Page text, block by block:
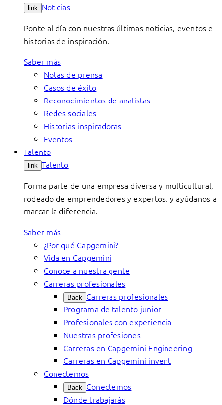
link Noticias
Ponte al día con nuestras últimas noticias, eventos e
historias de inspiración.
Saber más
Notas de prensa
Casos de éxito
Reconocimientos de analistas
Redes sociales
Historias inspiradoras
Eventos
Talento
link Talento
Forma parte de una empresa diversa y multicultural,
rodeado de emprendedores y expertos, y ayúdanos a
marcar la diferencia.
Saber más
¿Por qué Capgemini?
Vida en Capgemini
Conoce a nuestra gente
Carreras profesionales
Back Carreras profesionales
Programa de talento junior
Profesionales con experiencia
Nuestras profesiones
Carreras en Capgemini Engineering
Carreras en Capgemini invent
Conectemos
Back Conectemos
Dónde trabajarás